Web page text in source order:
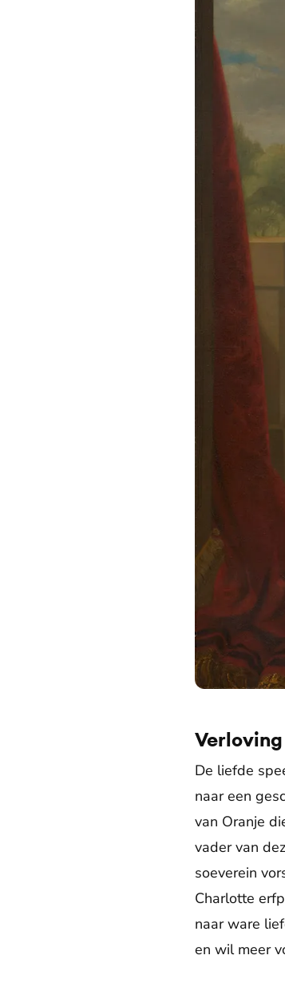
De liefde
naar een
van Oranje
vader van
soeverein
Charlotte
naar ware
en wil meer